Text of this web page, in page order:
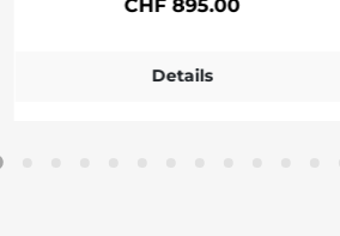
CHF 895.00
Details